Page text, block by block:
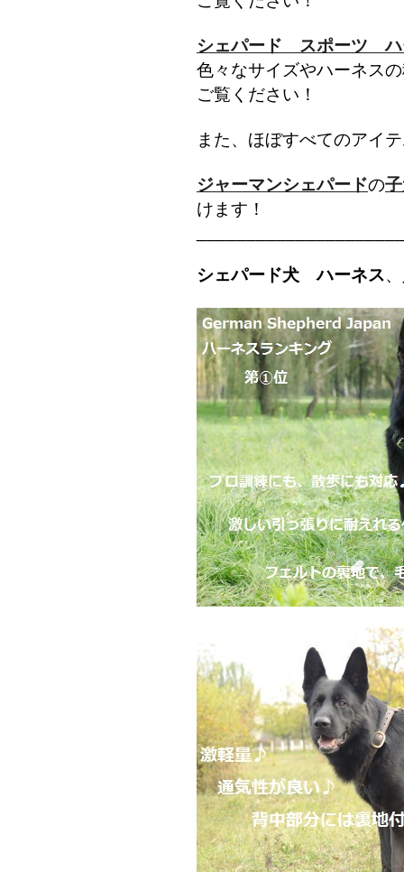
シェパード スポーツ ハ
色々なサイズやハーネス
ご覧ください！
また、ほぼすべてのアイ
ジャーマンシェパードの
けます！
シェパード犬 ハーネス